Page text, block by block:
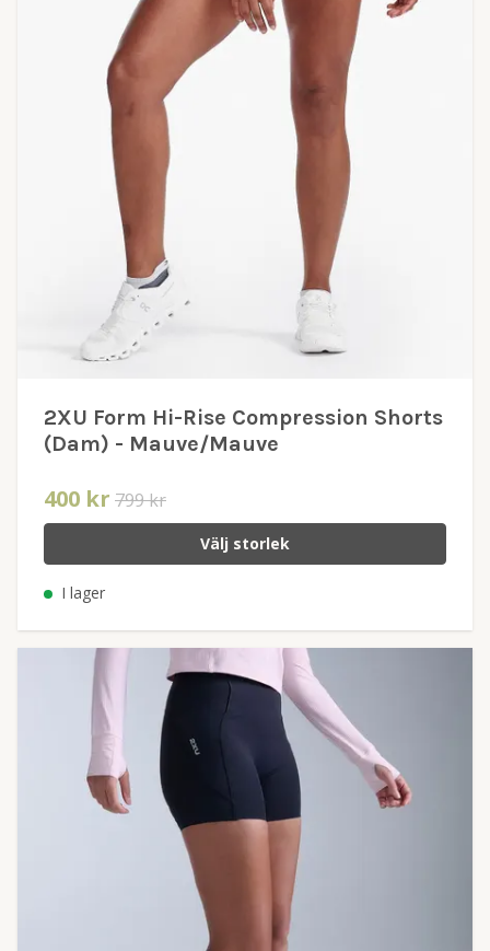
2XU Form Hi-Rise Compression Shorts
(Dam) - Mauve/Mauve
400 kr 799 kr
Välj storlek
I lager